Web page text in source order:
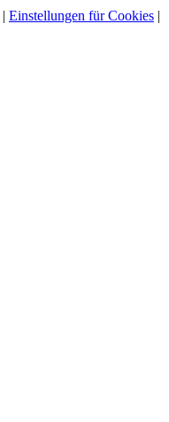
| Einstellungen für Cookies |